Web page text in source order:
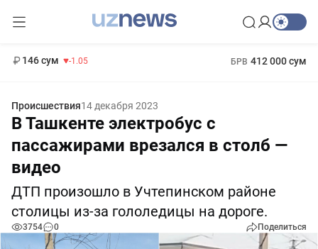
146 сум -1.05 БРВ 412 000 сум
Происшествия14 декабря 2023
В Ташкенте электробус с
пассажирами врезался в столб —
видео
ДТП произошло в Учтепинском районе
столицы из-за гололедицы на дороге.
3754 0 Поделиться